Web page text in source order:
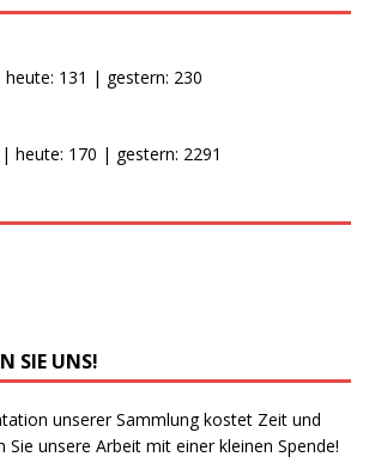
131 | gestern: 230
heute: 170 | gestern: 2291
SIE UNS!
unserer Sammlung kostet Zeit und
Sie unsere Arbeit mit einer kleinen Spende!